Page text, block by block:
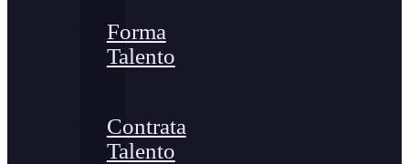
Forma
Talento
Contrata
Talento